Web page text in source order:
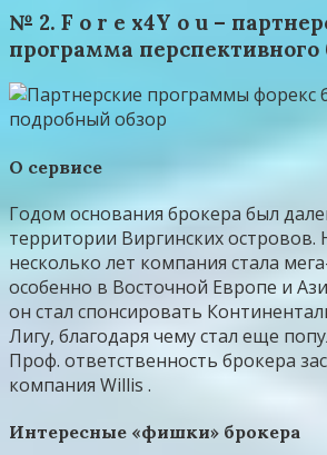
№ 2. F о r е x4Y о u –
программа перспективного
О сервисе
Годом основания брокера был
территории Виргинских островов.
несколько лет компания стала
особенно в Восточной Европе и
он стал спонсировать
Лигу, благодаря чему стал еще
Проф. ответственность брокера
компания Willis .
Интересные «фишки» брокера